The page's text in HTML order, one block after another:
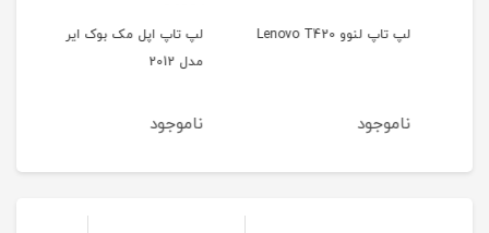
لپ تاپ لنوو Lenovo T420
ناموجود
لپ تاپ اپل مک بوک ایر
مدل 2012
ناموجود